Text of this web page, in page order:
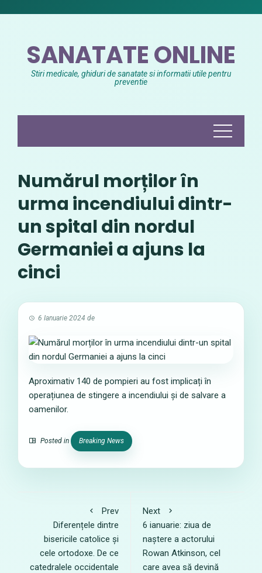
SANATATE ONLINE
Stiri medicale, ghiduri de sanatate si informatii utile pentru
preventie
Numărul morților în
urma incendiului dintr-
un spital din nordul
Germaniei a ajuns la
cinci
6 Ianuarie 2024 de
Aproximativ 140 de pompieri au fost implicați în
operațiunea de stingere a incendiului și de salvare a
oamenilor.
Posted in Breaking News
Prev
Diferențele dintre
bisericile catolice și
cele ortodoxe. De ce
catedralele occidentale
Next
6 ianuarie: ziua de
naștere a actorului
Rowan Atkinson, cel
care avea să devină